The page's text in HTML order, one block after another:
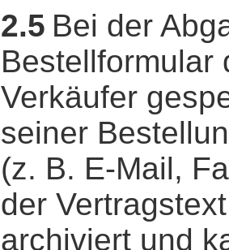
2.5 Bei der
Bestellformular
Verkäufer
seiner
(z. B. E-Mail,
der
archiviert und